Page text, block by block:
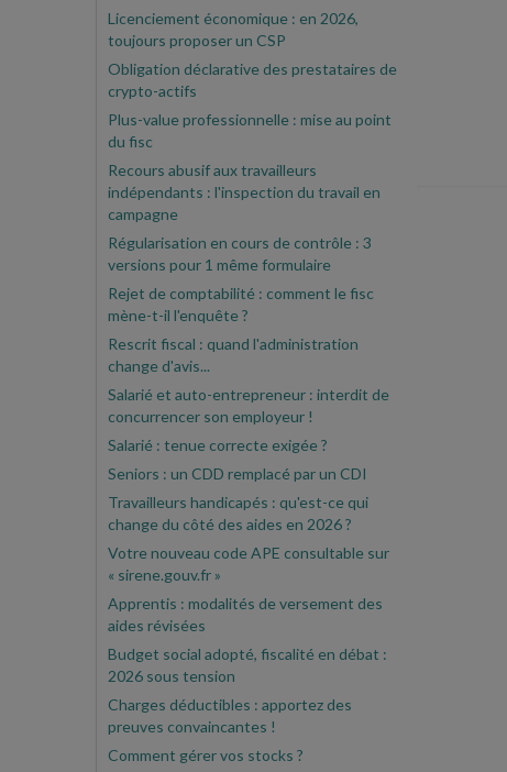
Licenciement économique : en 2026,
toujours proposer un CSP
Obligation déclarative des prestataires de
crypto-actifs
Plus-value professionnelle : mise au point
du fisc
Recours abusif aux travailleurs
indépendants : l'inspection du travail en
campagne
Régularisation en cours de contrôle : 3
versions pour 1 même formulaire
Rejet de comptabilité : comment le fisc
mène-t-il l'enquête ?
Rescrit fiscal : quand l'administration
change d'avis...
Salarié et auto-entrepreneur : interdit de
concurrencer son employeur !
Salarié : tenue correcte exigée ?
Seniors : un CDD remplacé par un CDI
Travailleurs handicapés : qu'est-ce qui
change du côté des aides en 2026 ?
Votre nouveau code APE consultable sur
« sirene.gouv.fr »
Apprentis : modalités de versement des
aides révisées
Budget social adopté, fiscalité en débat :
2026 sous tension
Charges déductibles : apportez des
preuves convaincantes !
Comment gérer vos stocks ?